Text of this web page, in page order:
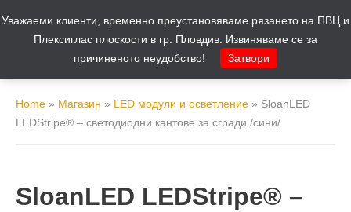
Home » Магазин » LED модули и осветление » SloanLED
LEDStripe® – светодиодни кантове за сгради /сини/
SloanLED LEDStripe® –
Уважаеми клиенти, временно преустановяваме рязането на ПВЦ и
Плексиглас плоскости в гр. Пловдив. Извиняваме се за
причиненото неудобство!
Затвори